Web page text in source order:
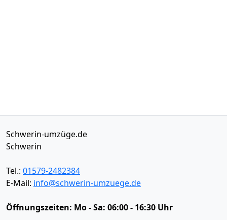
Schwerin-umzüge.de
Schwerin
Tel.: 01579-2482384
E-Mail: info@schwerin-umzuege.de
Öffnungszeiten: Mo - Sa: 06:00 - 16:30 Uhr